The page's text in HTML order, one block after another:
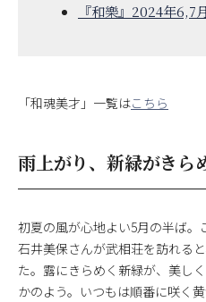
『和樂』2024年6,7
「和魂美才」一覧はこちら
雨上がり、新緑がきら
初夏の風が心地よい5月の半ば。
石井美保さんが武相荘を訪れる
た。露にきらめく新緑が、美し
かのよう。いつもは順番に咲く